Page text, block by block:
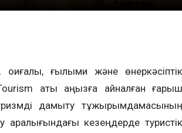
ғылыми және өнеркәсіптік
аты аңызға айналған ғарыш
дамыту тұжырымдамасының
кезеңдерде туристік